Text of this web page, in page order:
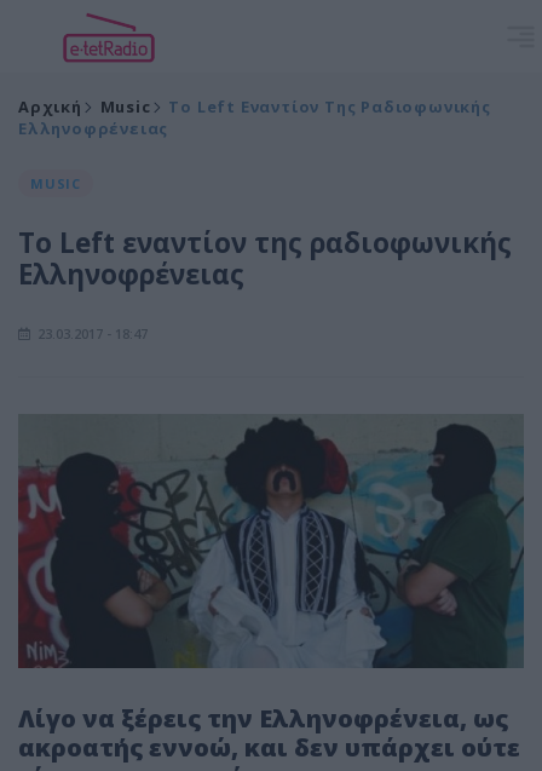
Αρχική Music
Το Left Εναντίον Της Ραδιοφωνικής
Ελληνοφρένειας
MUSIC
Το Left εναντίον της ραδιοφωνικής
Ελληνοφρένειας
23.03.2017 - 18:47
Λίγο να ξέρεις την Ελληνοφρένεια, ως
ακροατής εννοώ, και δεν υπάρχει ούτε